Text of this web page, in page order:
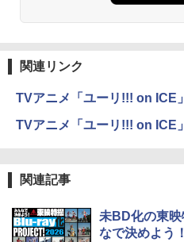
関連リンク
TVアニメ「ユーリ!!! on ICE
TVアニメ「ユーリ!!! on ICE
関連記事
未BD化の東
なで決めよう